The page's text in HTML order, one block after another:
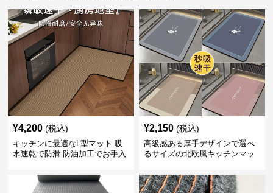
¥4,200 (税込)
キッチンに最適なL型マット 吸
水速乾で防滑 防油加工でお手入
¥2,150 (税込)
高級感ある厚手デザインで選べ
るサイズの北欧風キッチンマッ